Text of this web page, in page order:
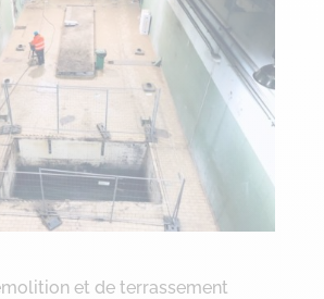
et de terrassement